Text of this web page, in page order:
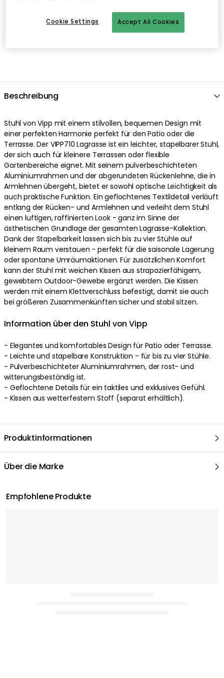
Beschreibung
Stuhl von Vipp mit einem stilvollen, bequemen Design mit
einer perfekten Harmonie perfekt für den Patio oder die
Terrasse. Der VIPP710 Lagrasse ist ein leichter, stapelbarer Stuhl,
der sich auch für kleinere Terrassen oder flexible
Gartenbereiche eignet. Mit seinem pulverbeschichteten
Aluminiumrahmen und der abgerundeten Rückenlehne, die in
Armlehnen übergeht, bietet er sowohl optische Leichtigkeit als
auch praktische Funktion. Ein geflochtenes Textildetail verläuft
entlang der Rücken- und Armlehnen und verleiht dem Stuhl
einen luftigen, raffinierten Look - ganz im Sinne der
ästhetischen Grundlage der gesamten Lagrasse-Kollektion.
Dank der Stapelbarkeit lassen sich bis zu vier Stühle auf
kleinem Raum verstauen - perfekt für die saisonale Lagerung
oder spontane Umräumaktionen. Für zusätzlichen Komfort
kann der Stuhl mit weichen Kissen aus strapazierfähigem,
gewebtem Outdoor-Gewebe ergänzt werden. Die Kissen
werden mit einem Klettverschluss befestigt, damit sie auch
bei größeren Zusammenkünften sicher und stabil sitzen.
Information über den Stuhl von Vipp
- Elegantes und komfortables Design für Patio oder Terrasse.
- Leichte und stapelbare Konstruktion - für bis zu vier Stühle.
- Pulverbeschichteter Aluminiumrahmen, der rost- und
witterungsbeständig ist.
- Geflochtene Details für ein taktiles und exklusives Gefühl.
- Kissen aus wetterfestem Stoff (separat erhältlich).
Produktinformationen
Über die Marke
Empfohlene Produkte
Accept All Cookies
Cookie Settings